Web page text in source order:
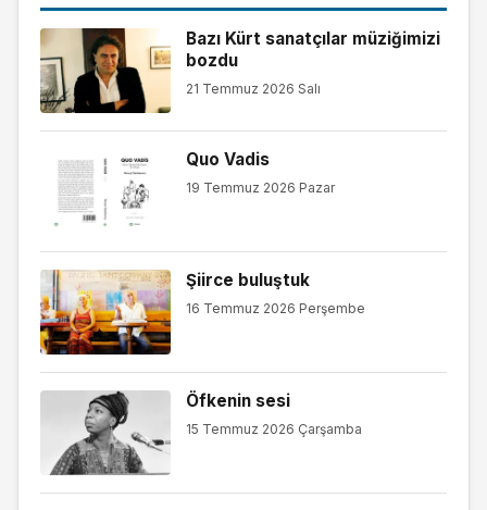
Bazı Kürt sanatçılar müziğimizi
bozdu
21 Temmuz 2026 Salı
Quo Vadis
19 Temmuz 2026 Pazar
Şiirce buluştuk
16 Temmuz 2026 Perşembe
Öfkenin sesi
15 Temmuz 2026 Çarşamba